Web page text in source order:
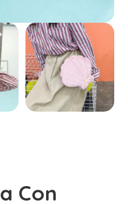
Con